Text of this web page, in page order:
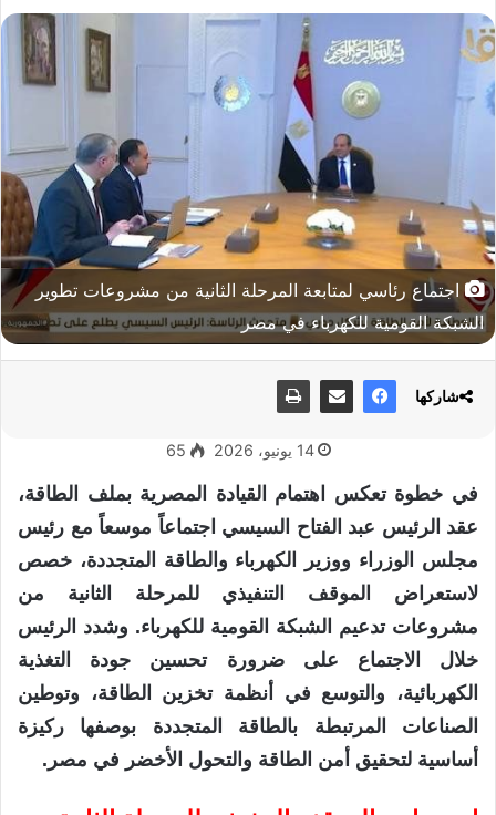
اجتماع رئاسي لمتابعة المرحلة الثانية من مشروعات تطوير
الشبكة القومية للكهرباء في مصر
14 يونيو، 2026 65
في خطوة تعكس اهتمام القيادة المصرية بملف الطاقة،
عقد الرئيس عبد الفتاح السيسي اجتماعاً موسعاً مع رئيس
مجلس الوزراء ووزير الكهرباء والطاقة المتجددة، خصص
لاستعراض الموقف التنفيذي للمرحلة الثانية من
مشروعات تدعيم الشبكة القومية للكهرباء. وشدد الرئيس
خلال الاجتماع على ضرورة تحسين جودة التغذية
الكهربائية، والتوسع في أنظمة تخزين الطاقة، وتوطين
الصناعات المرتبطة بالطاقة المتجددة بوصفها ركيزة
أساسية لتحقيق أمن الطاقة والتحول الأخضر في مصر.
شاركها